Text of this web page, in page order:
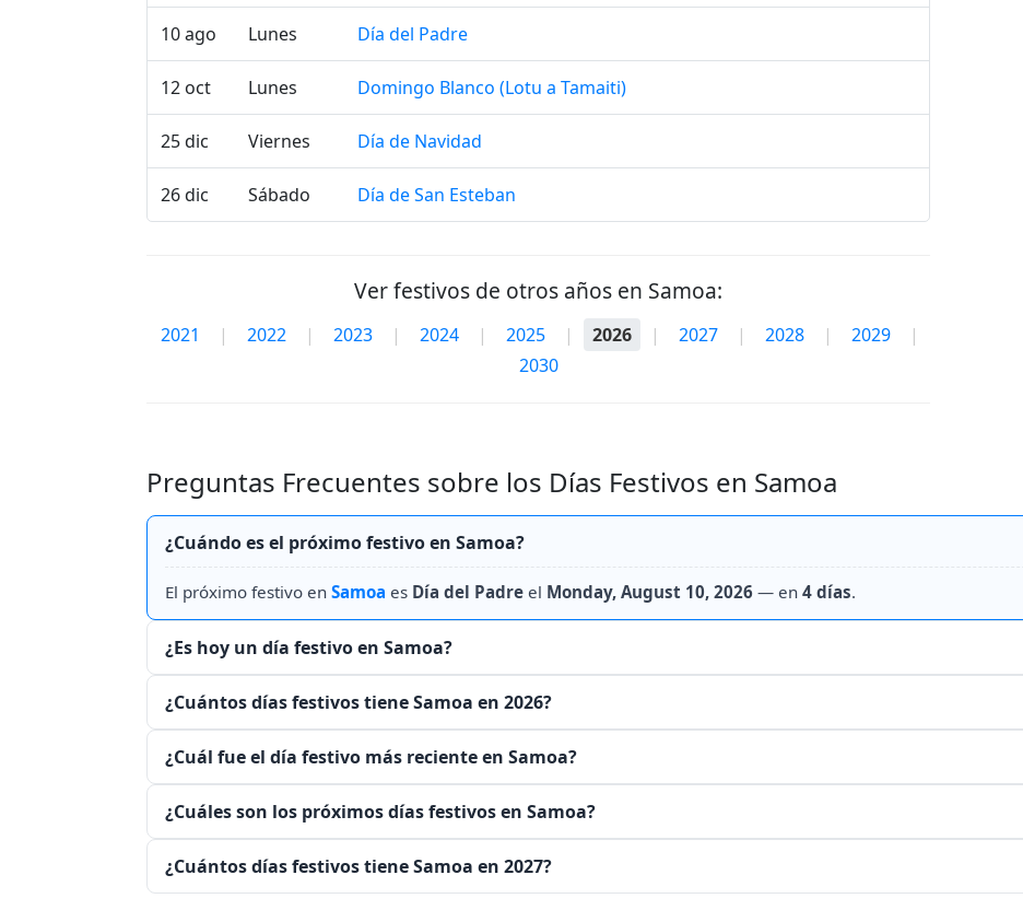
10 ago Lunes Día del Padre
12 oct Lunes Domingo Blanco (Lotu a Tamaiti)
25 dic Viernes Día de Navidad
26 dic Sábado Día de San Esteban
Ver festivos de otros años en Samoa:
2021 | 2022 | 2023 | 2024 | 2025 | 2026 | 2027 | 2028 | 2029
|
2030
Preguntas Frecuentes sobre los Días Festivos en Samoa
¿Cuándo es el próximo festivo en Samoa?
El próximo festivo en Samoa es Día del Padre el Monday, August 10, 2026 — en 4 días.
¿Es hoy un día festivo en Samoa?
¿Cuántos días festivos tiene Samoa en 2026?
¿Cuál fue el día festivo más reciente en Samoa?
¿Cuáles son los próximos días festivos en Samoa?
¿Cuántos días festivos tiene Samoa en 2027?